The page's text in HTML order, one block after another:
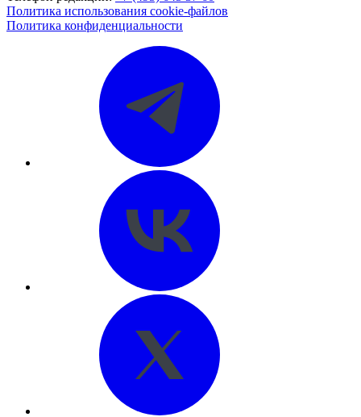
Политика использования cookie-файлов
Политика конфиденциальности